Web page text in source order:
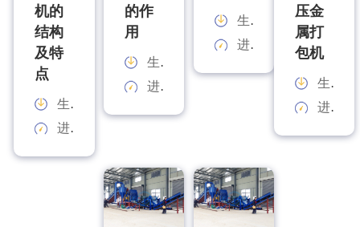
机的
结构
及特
点
生产能力：
进料规格：
的作
用
生产能力：
进料规格：
生产能力：
进料规格：
压金
属打
包机
生产能力：
进料规格：